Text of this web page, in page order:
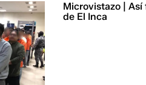
Microvistazo |
de El Inca